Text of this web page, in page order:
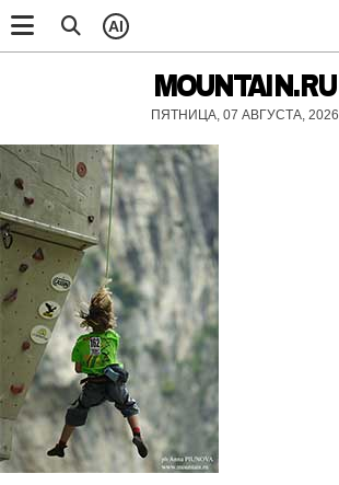
AI
MOUNTAIN.RU
ПЯТНИЦА, 07 АВГУСТА, 2026